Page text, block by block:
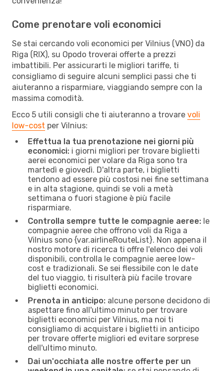
Come prenotare voli economici
Se stai cercando voli economici per Vilnius (VNO) da
Riga (RIX), su Opodo troverai offerte a prezzi
imbattibili. Per assicurarti le migliori tariffe, ti
consigliamo di seguire alcuni semplici passi che ti
aiuteranno a risparmiare, viaggiando sempre con la
massima comodità.
Ecco 5 utili consigli che ti aiuteranno a trovare voli
low-cost per Vilnius:
Effettua la tua prenotazione nei giorni più
economici: i giorni migliori per trovare biglietti
aerei economici per volare da Riga sono tra
martedì e giovedì. D'altra parte, i biglietti
tendono ad essere più costosi nei fine settimana
e in alta stagione, quindi se voli a metà
settimana o fuori stagione è più facile
risparmiare.
Controlla sempre tutte le compagnie aeree: le
compagnie aeree che offrono voli da Riga a
Vilnius sono {​var.airlineRouteList}. Non appena il
nostro motore di ricerca ti offre l'elenco dei voli
disponibili, controlla le compagnie aeree low-
cost e tradizionali. Se sei flessibile con le date
del tuo viaggio, ti risulterà più facile trovare
biglietti economici.
Prenota in anticipo: alcune persone decidono di
aspettare fino all'ultimo minuto per trovare
biglietti economici per Vilnius, ma noi ti
consigliamo di acquistare i biglietti in anticipo
per trovare offerte migliori ed evitare sorprese
dell'ultimo minuto.
Dai un'occhiata alle nostre offerte per un